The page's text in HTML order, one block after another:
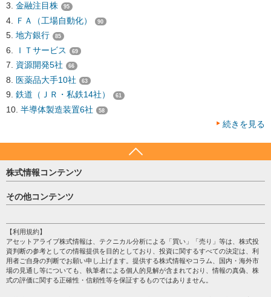
金融注目株 95
ＦＡ（工場自動化） 90
地方銀行 85
ＩＴサービス 69
資源開発5社 66
医薬品大手10社 63
鉄道（ＪＲ・私鉄14社） 61
半導体製造装置6社 58
続きを見る
株式情報コンテンツ
日経平均
売買シグナル
株テーマ情報
海外市況
投資カレンダー
格付け情報
その他コンテンツ
個人情報保護方針
プライバシーポリシー
会社案内
サイトマップ
【利用規約】
アセットアライブ株式情報は、テクニカル分析による「買い」「売り」等は、株式投
資判断の参考としての情報提供を目的としており、投資に関するすべての決定は、利
用者ご自身の判断でお願い申し上げます。提供する株式情報やコラム、国内・海外市
場の見通し等についても、執筆者による個人的見解が含まれており、情報の真偽、株
式の評価に関する正確性・信頼性等を保証するものではありません。